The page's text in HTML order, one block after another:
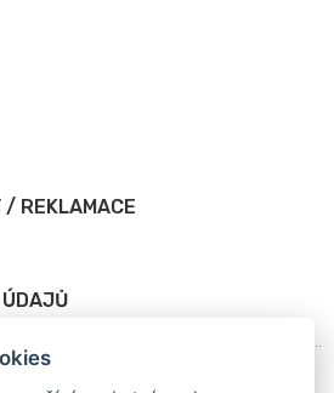
/ REKLAMACE
ÚDAJŮ
údajů a dat platné od 25.5.201..